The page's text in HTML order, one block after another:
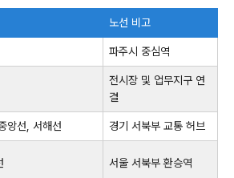
노선 비고
파주시 중심역
전시장 및 업무지구 연
결
앙선, 서해선 경기 서북부 교통 허브
서울 서북부 환승역